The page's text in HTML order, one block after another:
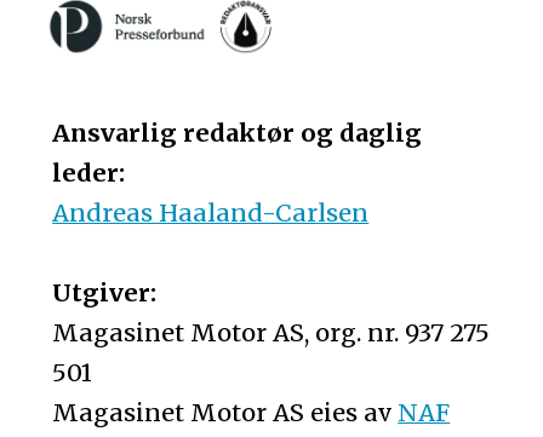
Ansvarlig redaktør og daglig
leder:
Andreas Haaland-Carlsen
Utgiver:
Magasinet Motor AS, org. nr. 937 275
501
Magasinet Motor AS eies av NAF